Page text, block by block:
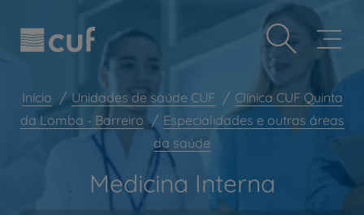
este
inclui
sistema
acessibilidade.
para
conteúdo
Prevenção e bem-estar
Grandes Áreas da Saúde
Plano +CUF
My CUF
Clientes e acompanhantes
CUF Academic Center
Início Unidades de saúde CUF
Clínica CUF Quinta
da Lomba - Barreiro
Especialidades e outras áreas
da saúde
Medicina Interna